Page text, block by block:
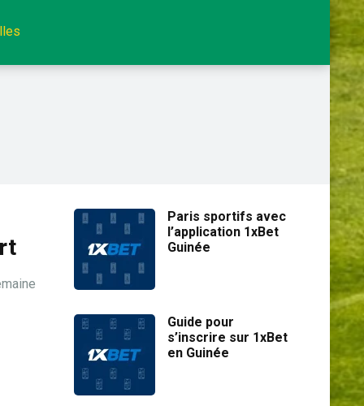
Paris sportifs avec
l’application 1xBet
Guinée
Guide pour
s’inscrire sur 1xBet
en Guinée